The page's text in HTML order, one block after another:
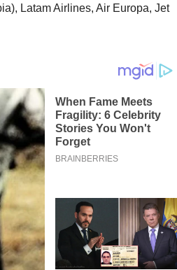
Latam Airlines, Air Europa, Jet